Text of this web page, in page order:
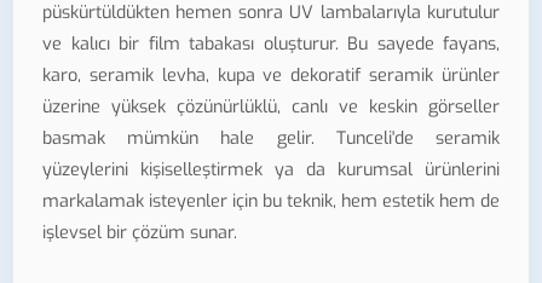
püskürtüldükten hemen sonra UV lambalarıyla kurutulur
ve kalıcı bir film tabakası oluşturur. Bu sayede fayans,
karo, seramik levha, kupa ve dekoratif seramik ürünler
üzerine yüksek çözünürlüklü, canlı ve keskin görseller
basmak mümkün hale gelir. Tunceli'de seramik
yüzeylerini kişiselleştirmek ya da kurumsal ürünlerini
markalamak isteyenler için bu teknik, hem estetik hem de
işlevsel bir çözüm sunar.